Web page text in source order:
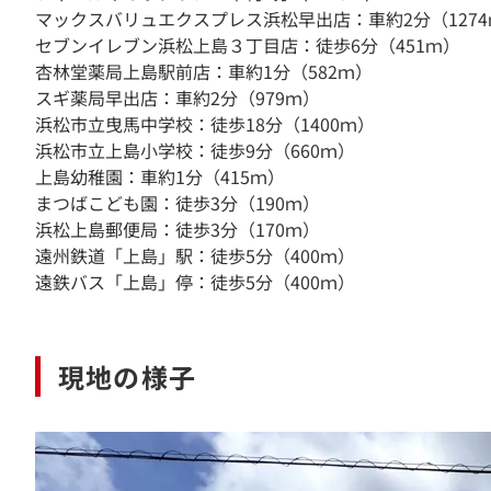
マックスバリュエクスプレス浜松早出店：車約2分（
セブンイレブン浜松上島３丁目店：徒歩6分（451ｍ）
杏林堂薬局上島駅前店：車約1分（582ｍ）
スギ薬局早出店：車約2分（979ｍ）
浜松市立曳馬中学校：徒歩18分（1400ｍ）
浜松市立上島小学校：徒歩9分（660ｍ）
上島幼稚園：車約1分（415ｍ）
まつばこども園：徒歩3分（190ｍ）
浜松上島郵便局：徒歩3分（170ｍ）
遠州鉄道「上島」駅：徒歩5分（400ｍ）
遠鉄バス「上島」停：徒歩5分（400ｍ）
現地の様子